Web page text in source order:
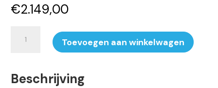
€2.149,00
AED
Toevoegen aan winkelwagen
Beschrijving